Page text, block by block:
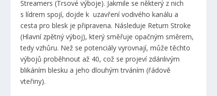
Streamers (Trsové výboje). Jakmile se některý z nich
s lídrem spojí, dojde k uzavření vodivého kanálu a
cesta pro blesk je připravena. Následuje Return Stroke
(Hlavní zpětný výboj), který směřuje opačným směrem,
tedy vzhůru. Než se potenciály vyrovnají, může těchto
výbojů proběhnout až 40, což se projeví zdánlivým
blikáním blesku a jeho dlouhým trváním (řádově
vteřiny).